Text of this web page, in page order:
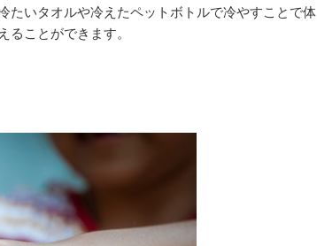
たいタオルや冷えたペットボトルで冷やすことで体
ることができます。